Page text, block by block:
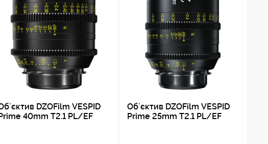
DZOFilm VESPID
Prime 40mm T2.1 PL/EF
Об`єктив DZOFilm VESPID
Prime 25mm T2.1 PL/EF